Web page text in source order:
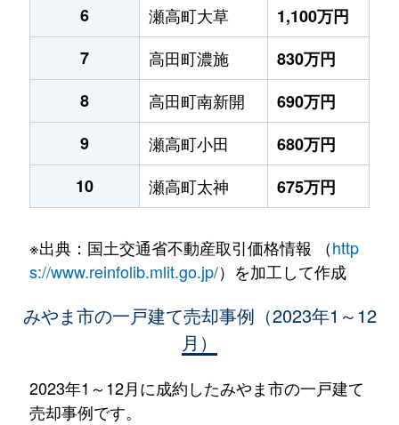
6
瀬高町大草
1,100万円
7
高田町濃施
830万円
8
高田町南新開
690万円
9
瀬高町小田
680万円
10
瀬高町太神 675万円
※出典：国土交通省不動産取引価格情報 （http
s://www.reinfolib.mlit.go.jp/）を加工して作成
みやま市の一戸建て売却事例（2023年1～12
月）
2023年1～12月に成約したみやま市の一戸建て
売却事例です。